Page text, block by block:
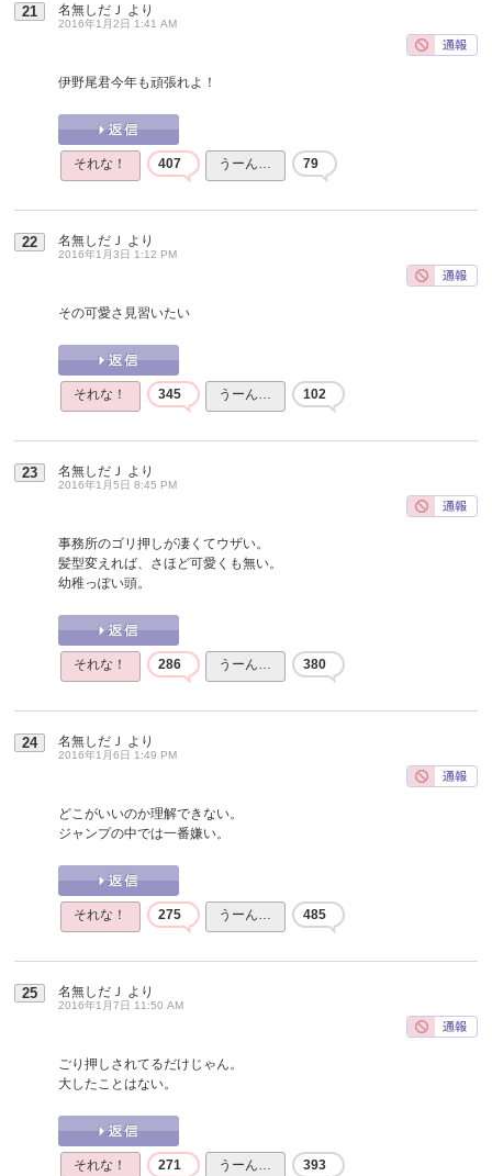
21 名無しだＪ より
2016年1月2日 1:41 AM
伊野尾君今年も頑張れよ！
それな！ 407 うーん… 79
22 名無しだＪ より
2016年1月3日 1:12 PM
その可愛さ見習いたい
それな！ 345 うーん… 102
23 名無しだＪ より
2016年1月5日 8:45 PM
事務所のゴリ押しが凄くてウザい。
髪型変えれば、さほど可愛くも無い。
幼稚っぽい頭。
それな！ 286 うーん… 380
24 名無しだＪ より
2016年1月6日 1:49 PM
どこがいいのか理解できない。
ジャンプの中では一番嫌い。
それな！ 275 うーん… 485
25 名無しだＪ より
2016年1月7日 11:50 AM
ごり押しされてるだけじゃん。
大したことはない。
それな！ 271 うーん… 393